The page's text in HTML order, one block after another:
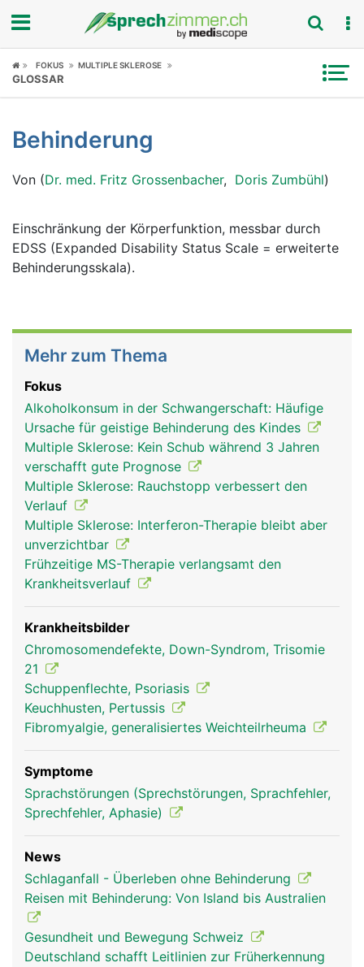
Fokus
Symptome
Untersuchungen
News
Ratgeber
FOKUS MULTIPLE SKLEROSE
GLOSSAR
Behinderung
Von (Dr. med. Fritz Grossenbacher, Doris Zumbühl)
Einschränkung der Körperfunktion, messbar durch
EDSS (Expanded Disability Status Scale = erweiterte
Behinderungsskala).
Mehr zum Thema
Fokus
Alkoholkonsum in der Schwangerschaft: Häufige
Ursache für geistige Behinderung des Kindes
Multiple Sklerose: Kein Schub während 3 Jahren
verschafft gute Prognose
Multiple Sklerose: Rauchstopp verbessert den
Verlauf
Multiple Sklerose: Interferon-Therapie bleibt aber
unverzichtbar
Frühzeitige MS-Therapie verlangsamt den
Krankheitsverlauf
Krankheitsbilder
Chromosomendefekte, Down-Syndrom, Trisomie
21
Schuppenflechte, Psoriasis
Keuchhusten, Pertussis
Fibromyalgie, generalisiertes Weichteilrheuma
Symptome
Sprachstörungen (Sprechstörungen, Sprachfehler,
Sprechfehler, Aphasie)
News
Schlaganfall - Überleben ohne Behinderung
Reisen mit Behinderung: Von Island bis Australien
Gesundheit und Bewegung Schweiz
Deutschland schafft Leitlinien zur Früherkennung